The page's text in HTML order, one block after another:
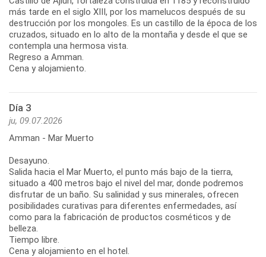
más tarde en el siglo XIII, por los mamelucos después de su
destrucción por los mongoles. Es un castillo de la época de los
cruzados, situado en lo alto de la montaña y desde el que se
contempla una hermosa vista.
Regreso a Amman.
Cena y alojamiento.
Día 3
ju, 09.07.2026
Amman - Mar Muerto
Desayuno.
Salida hacia el Mar Muerto, el punto más bajo de la tierra,
situado a 400 metros bajo el nivel del mar, donde podremos
disfrutar de un baño. Su salinidad y sus minerales, ofrecen
posibilidades curativas para diferentes enfermedades, así
como para la fabricación de productos cosméticos y de
belleza.
Tiempo libre.
Cena y alojamiento en el hotel.